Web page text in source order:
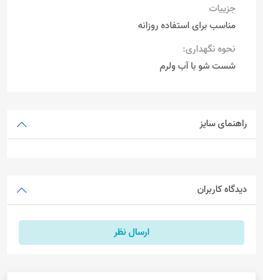
جزییات
مناسب برای استفاده روزانه
نحوه نگهداری:
شست شو با آب ولرم
راهنمای سایز
دیدگاه کاربران
ارسال نظر